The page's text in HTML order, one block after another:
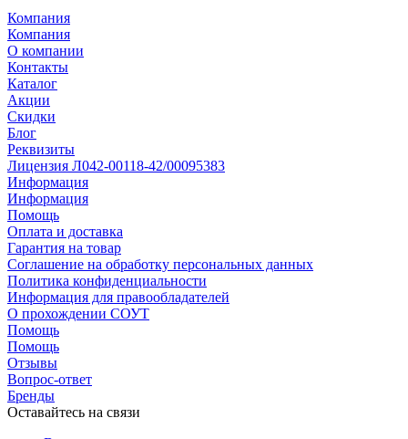
Компания
Компания
О компании
Контакты
Каталог
Акции
Скидки
Блог
Реквизиты
Лицензия Л042-00118-42/00095383
Информация
Информация
Помощь
Оплата и доставка
Гарантия на товар
Соглашение на обработку персональных данных
Политика конфиденциальности
Информация для правообладателей
О прохождении СОУТ
Помощь
Помощь
Отзывы
Вопрос-ответ
Бренды
Оставайтесь на связи